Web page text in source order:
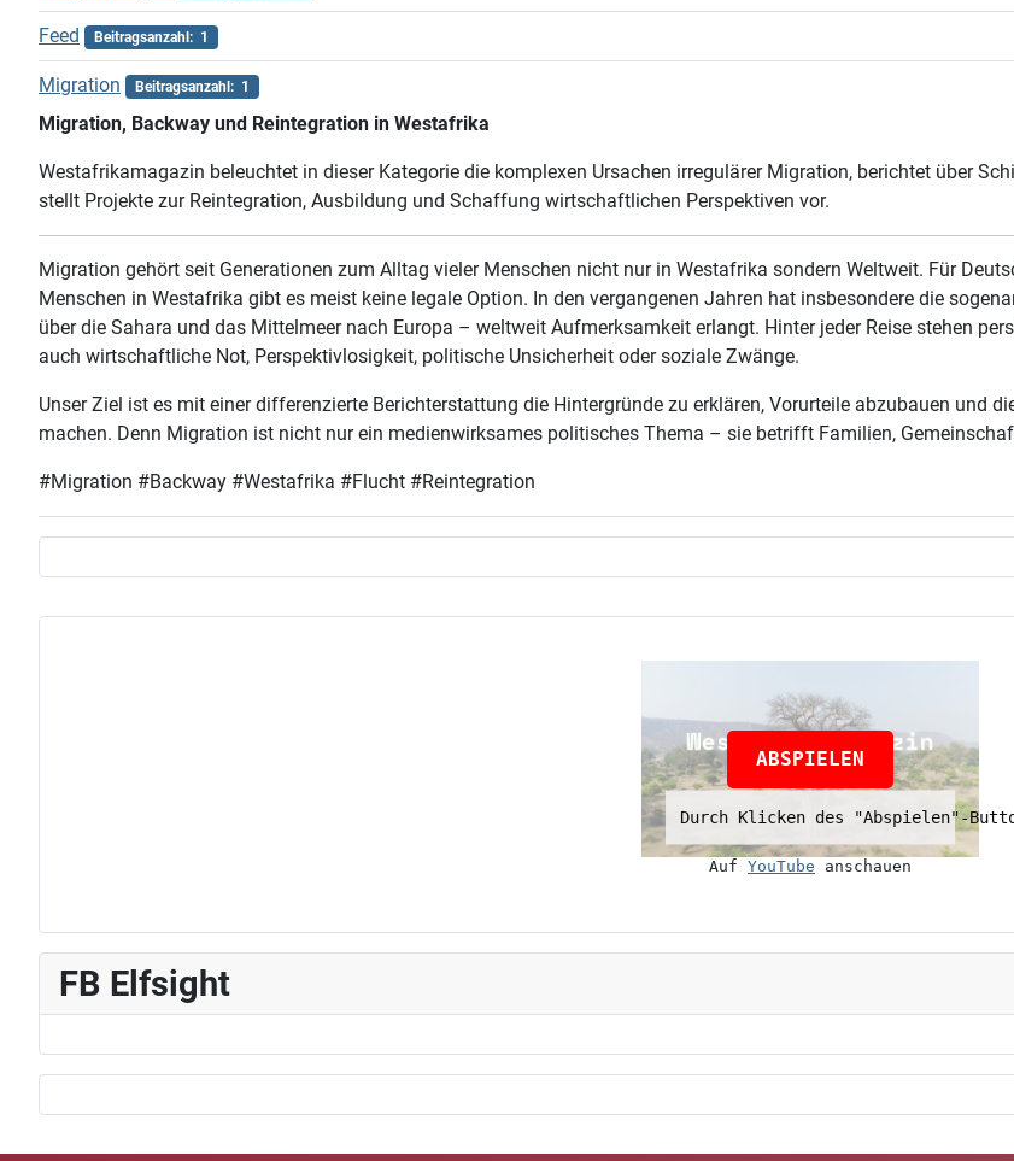
ABSPIELEN
Durch Klicken des "Abspielen"-
Auf YouTube anschauen
FB Elfsight
Feed Beitragsanzahl: 1
Migration Beitragsanzahl: 1
Migration, Backway und Reintegration in Westafrika
Westafrikamagazin beleuchtet in dieser Kategorie die komplexen Ursachen irregulärer Migration, berichtet über
stellt Projekte zur Reintegration, Ausbildung und Schaffung wirtschaftlichen Perspektiven vor.
Migration gehört seit Generationen zum Alltag vieler Menschen nicht nur in Westafrika sondern Weltweit. Für
Menschen in Westafrika gibt es meist keine legale Option. In den vergangenen Jahren hat insbesondere die
über die Sahara und das Mittelmeer nach Europa – weltweit Aufmerksamkeit erlangt. Hinter jeder Reise stehen
auch wirtschaftliche Not, Perspektivlosigkeit, politische Unsicherheit oder soziale Zwänge.
Unser Ziel ist es mit einer differenzierte Berichterstattung die Hintergründe zu erklären, Vorurteile abzubauen und
machen. Denn Migration ist nicht nur ein medienwirksames politisches Thema – sie betrifft Familien,
#Migration #Backway #Westafrika #Flucht #Reintegration